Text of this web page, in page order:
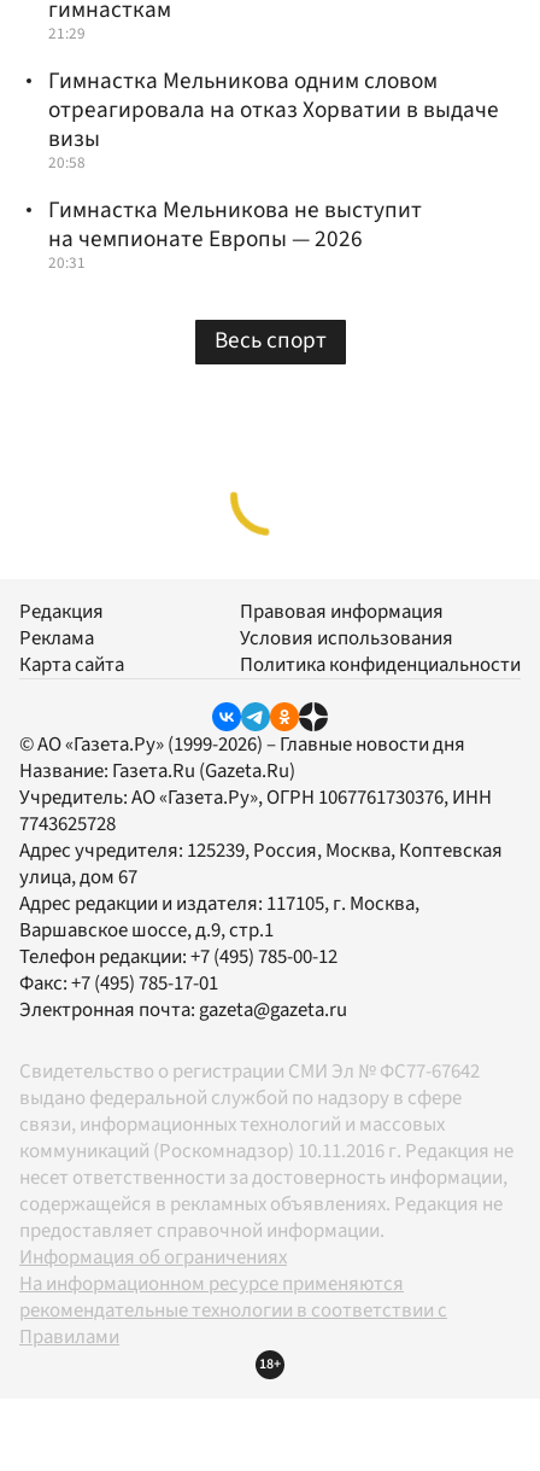
гимнасткам
21:29
Гимнастка Мельникова одним словом
отреагировала на отказ Хорватии в выдаче
визы
20:58
Гимнастка Мельникова не выступит
на чемпионате Европы — 2026
20:31
Весь спорт
Редакция
Реклама
Карта сайта
Правовая информация
Условия использования
Политика конфиденциальности
© АО «Газета.Ру» (1999-2026) – Главные новости дня
Название: Газета.Ru (Gazeta.Ru)
Учредитель:АО «Газета.Ру», ОГРН 1067761730376, ИНН
7743625728
Адрес учредителя: 125239, Россия, Москва, Коптевская
улица, дом 67
Адрес редакции и издателя: 117105, г. Москва,
Варшавское шоссе, д.9, стр.1
Телефон редакции:+7 (495) 785-00-12
Факс:+7 (495) 785-17-01
Электронная почта: gazeta@gazeta.ru
Свидетельство о регистрации СМИ Эл № ФС77-67642
выдано федеральной службой по надзору в сфере
связи, информационных технологий и массовых
коммуникаций (Роскомнадзор) 10.11.2016 г. Редакция не
несет ответственности за достоверность информации,
содержащейся в рекламных объявлениях. Редакция не
предоставляет справочной информации.
Информация об ограничениях
На информационном ресурсе применяются
рекомендательные технологии в соответствии с
Правилами
18+